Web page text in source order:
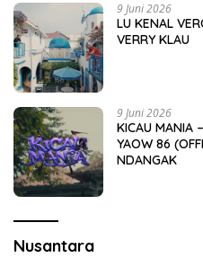
9 Juni 2026
LU KENAL
VERRY KLAU
9 Juni 2026
KICAU MANIA
YAOW 86
NDANGAK
Nusantara